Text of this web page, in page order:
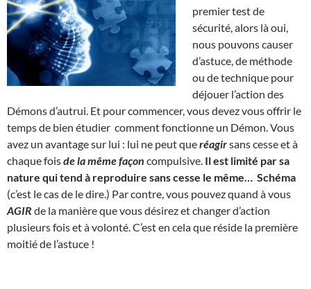
premier test de
sécurité, alors là oui,
nous pouvons causer
d’astuce, de méthode
ou de technique pour
déjouer l’action des
Démons d’autrui. Et pour commencer, vous devez vous offrir le
temps de bien étudier comment fonctionne un Démon. Vous
avez un avantage sur lui : lui ne peut queréagirsans cesse et à
chaque foisde la même façon compulsive. Il est limité par sa
nature qui tend à reproduire sans cesse le même… Schéma
(c’est le cas de le dire.) Par contre, vous pouvez quand à vous
AGIR de la manière que vous désirez et changer d’action
plusieurs fois et à volonté. C’est en cela que réside la première
moitié de l’astuce !